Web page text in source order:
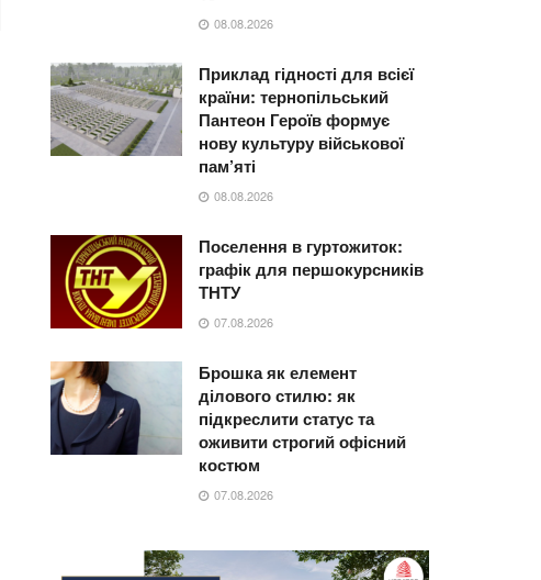
08.08.2026
Приклад гідності для всієї
країни: тернопільський
Пантеон Героїв формує
нову культуру військової
пам’яті
08.08.2026
Поселення в гуртожиток:
графік для першокурсників
ТНТУ
07.08.2026
Брошка як елемент
ділового стилю: як
підкреслити статус та
оживити строгий офісний
костюм
07.08.2026